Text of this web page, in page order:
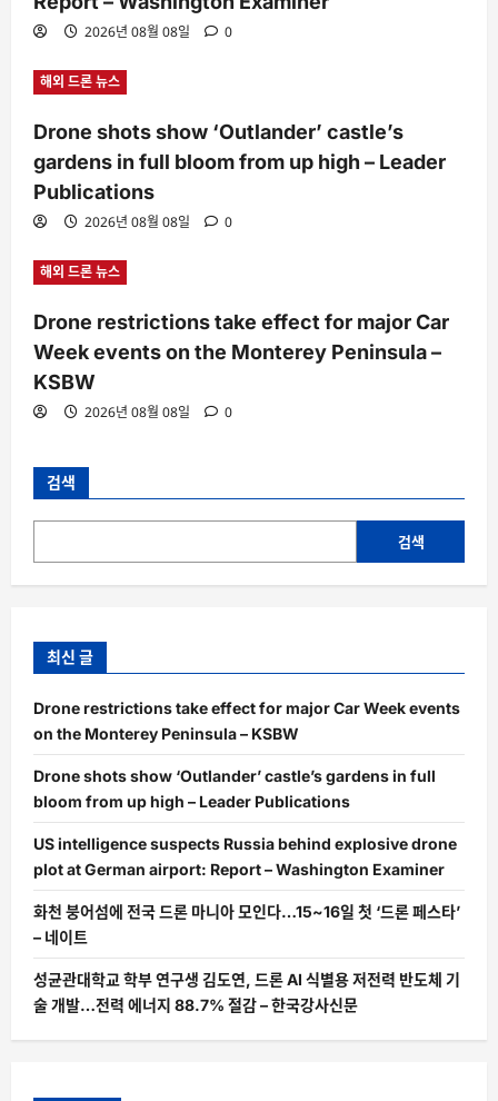
2026년 08월 08일 0
해외 드론 뉴스
Drone shots show ‘Outlander’ castle’s
gardens in full bloom from up high – Leader
Publications
2026년 08월 08일 0
해외 드론 뉴스
Drone restrictions take effect for major Car
Week events on the Monterey Peninsula –
KSBW
2026년 08월 08일 0
검색
검색
최신 글
Drone restrictions take effect for major Car Week events
on the Monterey Peninsula – KSBW
Drone shots show ‘Outlander’ castle’s gardens in full
bloom from up high – Leader Publications
US intelligence suspects Russia behind explosive drone
plot at German airport: Report – Washington Examiner
화천 붕어섬에 전국 드론 마니아 모인다…15~16일 첫 ‘드론 페스타’
– 네이트
성균관대학교 학부 연구생 김도연, 드론 AI 식별용 저전력 반도체 기
술 개발…전력 에너지 88.7% 절감 – 한국강사신문